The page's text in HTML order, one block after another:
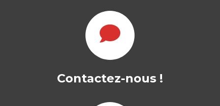
Contactez-nous !